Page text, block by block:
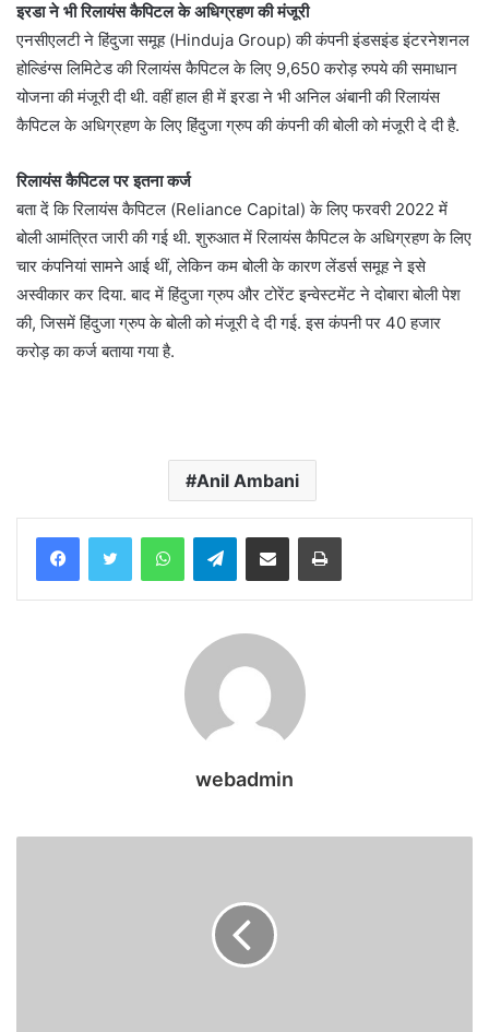
इरडा ने भी रिलायंस कैपिटल के अधिग्रहण की मंजूरी
एनसीएलटी ने हिंदुजा समूह (Hinduja Group) की कंपनी इंडसइंड इंटरनेशनल
होल्डिंग्स लिमिटेड की रिलायंस कैपिटल के लिए 9,650 करोड़ रुपये की समाधान
योजना की मंजूरी दी थी. वहीं हाल ही में इरडा ने भी अनिल अंबानी की रिलायंस
कैपिटल के अधिग्रहण के लिए हिंदुजा ग्रुप की कंपनी की बोली को मंजूरी दे दी है.
रिलायंस कैपिटल पर इतना कर्ज
बता दें कि रिलायंस कैपिटल (Reliance Capital) के लिए फरवरी 2022 में
बोली आमंत्रित जारी की गई थी. शुरुआत में रिलायंस कैपिटल के अधिग्रहण के लिए
चार कंपनियां सामने आई थीं, लेकिन कम बोली के कारण लेंडर्स समूह ने इसे
अस्‍वीकार कर दिया. बाद में हिंदुजा ग्रुप और टोरेंट इन्‍वेस्‍टमेंट ने दोबारा बोली पेश
की, जिसमें हिंदुजा ग्रुप के बोली को मंजूरी दे दी गई. इस कंपनी पर 40 हजार
करोड़ का कर्ज बताया गया है.
Anil Ambani
WhatsAppTelegramShare via Email Print
webadmin